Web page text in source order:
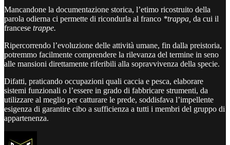
Mancandone la documentazione storica, l’etimo ricostruito della
parola odierna ci permette di ricondurla al franco *trappa, da cui il
francese trappe.
Ripercorrendo l’evoluzione delle attività umane, fin dalla preistoria,
potremmo facilmente comprendere la rilevanza del termine in seno
alle mansioni direttamente riferibili alla sopravvivenza della specie.
Difatti, praticando occupazioni quali caccia e pesca, elaborare
sistemi funzionali o l’essere in grado di fabbricare strumenti, da
utilizzare al meglio per catturare le prede, soddisfava l’impellente
esigenza di garantire cibo a sufficienza a tutti i membri del gruppo di
appartenenza.